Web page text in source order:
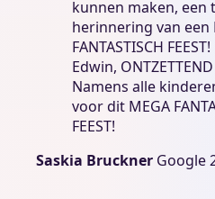
kunnen maken, een
herinnering van een
FANTASTISCH FEEST!
Edwin,
Namens alle
voor dit MEGA
FEEST!
Saskia Bruckner Google